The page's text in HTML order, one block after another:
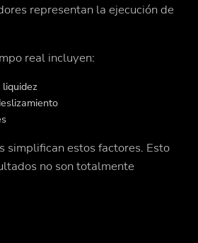
representan la ejecución de
real incluyen:
simplifican estos factores. Esto
no son totalmente